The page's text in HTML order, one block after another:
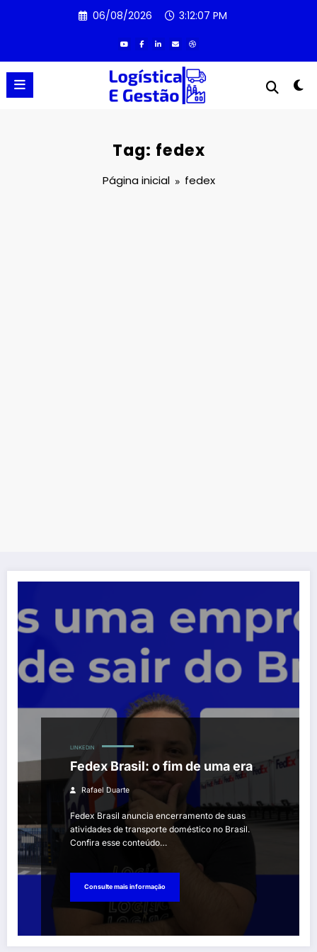
06/08/2026 3:12:07 PM
Tag: fedex
Página inicial fedex
LINKEDIN
Fedex Brasil: o fim de uma era
Rafael Duarte
Fedex Brasil anuncia encerramento de suas
atividades de transporte doméstico no Brasil.
Confira esse conteúdo…
Consulte mais informação